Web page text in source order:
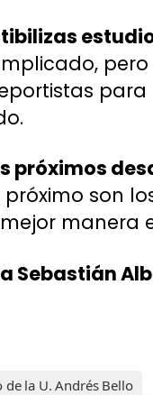
próximos
son
manera
Sebastián
la U. Andrés Bello